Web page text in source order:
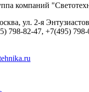
компаний
, ул. 2-я
798-82-47, +7(495) 798-